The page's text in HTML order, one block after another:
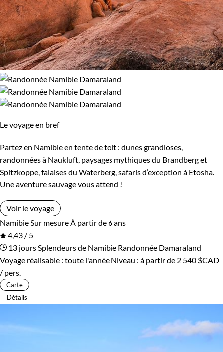
Le voyage en bref
Partez en Namibie en tente de toit : dunes grandioses,
randonnées à Naukluft, paysages mythiques du Brandberg et
Spitzkoppe, falaises du Waterberg, safaris d’exception à Etosha.
Une aventure sauvage vous attend !
Voir le voyage
Namibie Sur mesure À partir de 6 ans
4,43 / 5
13 jours Splendeurs de Namibie Randonnée Damaraland
Voyage réalisable : toute l'année Niveau : à partir de 2 540 $CAD
/ pers.
Carte
Détails